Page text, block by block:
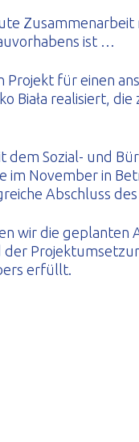
ist …
Projekt für einen
Biała realisiert,
dem Sozial- und
im November in
Abschluss des
wir die geplanten
erfüllt.